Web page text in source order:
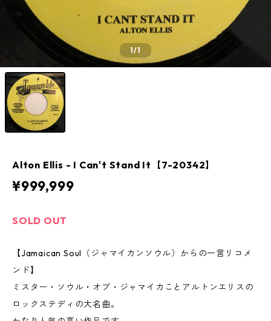
1/1
Alton Ellis - I Can't Stand It【7-20342】
¥999,999
SOLD OUT
【Jamaican Soul（ジャマイカンソウル）からの一言リコメ
ンド】
ミスター・ソウル・オブ・ジャマイカことアルトンエリスの
ロックステディの大名曲。